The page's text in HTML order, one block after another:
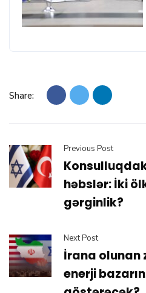
Share:
Previous Post
həbslər: İki
gərginlik?
Next Post
İrana olunan
enerji